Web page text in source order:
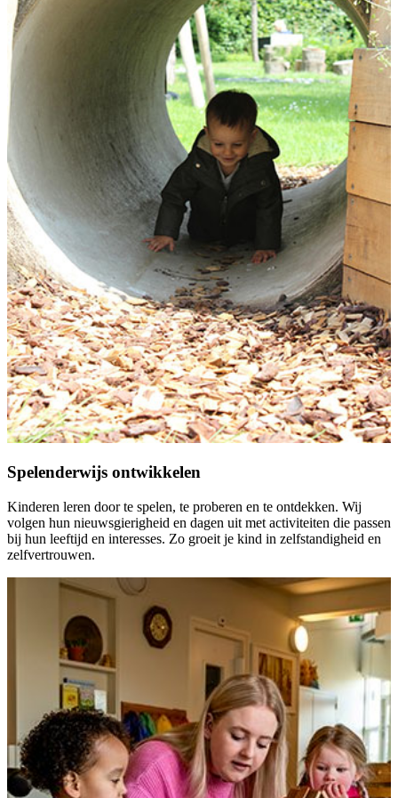
Spelenderwijs ontwikkelen
Kinderen leren door te spelen, te proberen en te ontdekken. Wij
volgen hun nieuwsgierigheid en dagen uit met activiteiten die passen
bij hun leeftijd en interesses. Zo groeit je kind in zelfstandigheid en
zelfvertrouwen.